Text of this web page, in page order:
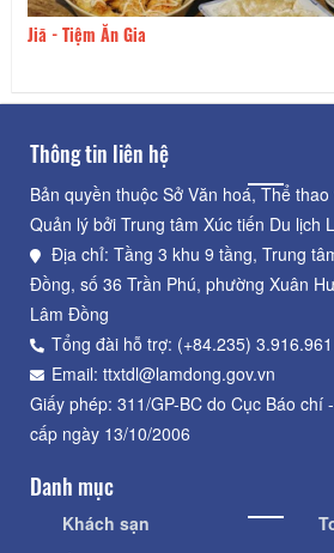
Jiā - Tiệm Ăn Gia
Thông tin liên hệ
Bản quyền thuộc Sở Văn hoá, Thể
Quản lý bởi Trung tâm Xúc tiến Du lịch
Địa chỉ: Tầng 3 khu 9 tầng, Trung
Đồng, số 36 Trần Phú, phường Xuân
Lâm Đồng
Tổng đài hỗ trợ: (+84.235) 3.916.961
Email: ttxtdl@lamdong.gov.vn
Giấy phép: 311/GP-BC do Cục Báo chí
cấp ngày 13/10/2006
Danh mục
Khách sạn